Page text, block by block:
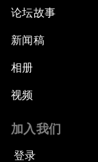
论坛故事
新闻稿
相册
视频
加入我们
登录